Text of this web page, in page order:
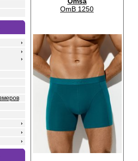
OmB 1250